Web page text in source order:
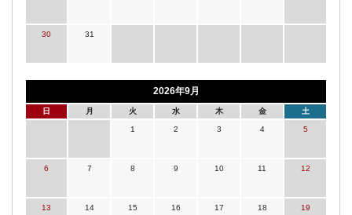
30 31
2026年9月
日 月 火 水 木 金 土
1 2 3 4 5
6 7 8 9 10 11 12
13 14 15 16 17 18 19